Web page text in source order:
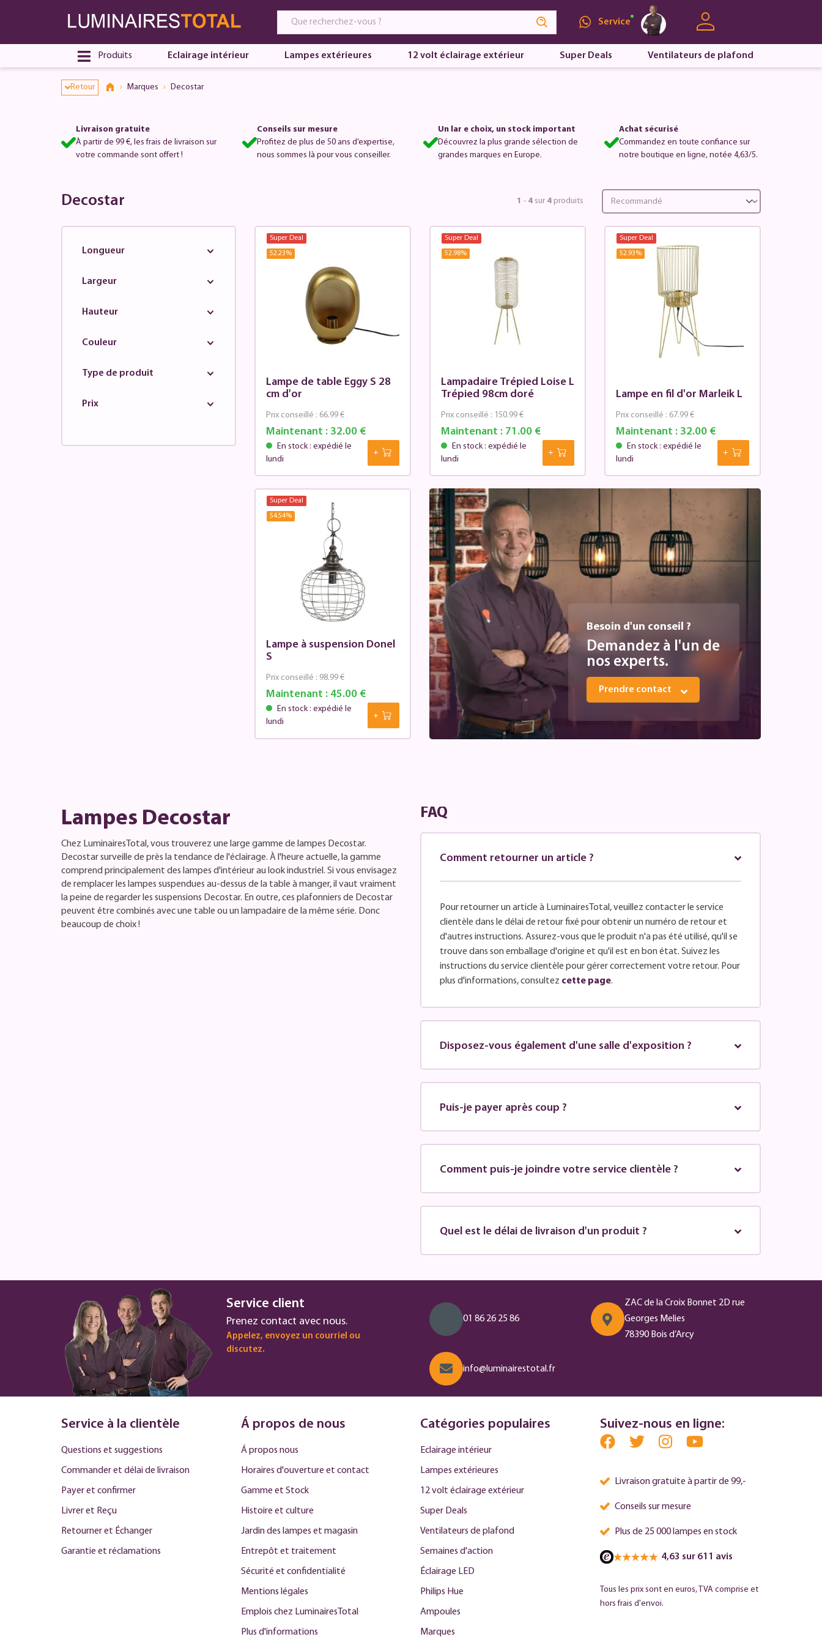
Service
Produits Eclairage intérieur Lampes extérieures 12 volt éclairage extérieur Super Deals Ventilateurs de plafond
Retour Marques Decostar
Livraison gratuite
À partir de 99 €, les frais de livraison sur
votre commande sont offert !
Conseils sur mesure
Profitez de plus de 50 ans d’expertise,
nous sommes là pour vous conseiller.
Un lar e choix, un stock important
Découvrez la plus grande sélection de
grandes marques en Europe.
Achat sécurisé
Commandez en toute confiance sur
notre boutique en ligne, notée 4,63/5.
Decostar
Longueur
Largeur
Hauteur
Couleur
Type de produit
Prix
1 - 4 sur 4 produits
Super Deal
52.23%
Lampe de table Eggy S 28
cm d'or
Maintenant : 32.00 €
Prix conseillé : 66.99 €
En stock : expédié le
lundi
Super Deal
52.98%
Lampadaire Trépied Loise L
Trépied 98cm doré
Maintenant :71.00 €
Prix conseillé : 150.99 €
En stock : expédié le
lundi
Super Deal
52.93%
Lampe en fil d'or Marleik L
Maintenant :32.00 €
Prix conseillé : 67.99 €
En stock : expédié le
lundi
Super Deal
54.54%
Lampe à suspension Donel
S
Maintenant : 45.00 €
Prix conseillé : 98.99 €
En stock : expédié le
lundi
Besoin d'un conseil ?
Demandez à l'un de
nos experts.
Prendre contact
Lampes Decostar
Chez LuminairesTotal, vous trouverez une large gamme de lampes Decostar.
Decostar surveille de près la tendance de l'éclairage. À l'heure actuelle, la gamme
comprend principalement des lampes d'intérieur au look industriel. Si vous envisagez
de remplacer les lampes suspendues au-dessus de la table à manger, il vaut vraiment
la peine de regarder les suspensions Decostar. En outre, ces plafonniers de Decostar
peuvent être combinés avec une table ou un lampadaire de la même série. Donc
beaucoup de choix !
FAQ
Comment retourner un article ?
Pour retourner un article à LuminairesTotal, veuillez contacter le service
clientèle dans le délai de retour fixé pour obtenir un numéro de retour et
d'autres instructions. Assurez-vous que le produit n'a pas été utilisé, qu'il se
trouve dans son emballage d'origine et qu'il est en bon état. Suivez les
instructions du service clientèle pour gérer correctement votre retour. Pour
plus d'informations, consultez cette page.
Disposez-vous également d'une salle d'exposition ?
Puis-je payer après coup ?
Comment puis-je joindre votre service clientèle ?
Quel est le délai de livraison d'un produit ?
Service client
Prenez contact avec nous.
Appelez, envoyez un courriel ou
discutez.
01 86 26 25 86
ZAC de la Croix Bonnet 2D rue
Georges Melies
78390 Bois d’Arcy
info@luminairestotal.fr
Service à la clientèle
Questions et suggestions
Commander et délai de livraison
Payer et confirmer
Livrer et Reçu
Retourner et Échanger
Garantie et réclamations
Á propos de nous
Á propos nous
Horaires d'ouverture et contact
Gamme et Stock
Histoire et culture
Jardin des lampes et magasin
Entrepôt et traitement
Sécurité et confidentialité
Mentions légales
Emplois chez LuminairesTotal
Plus d'informations
Catégories populaires
Eclairage intérieur
Lampes extérieures
12 volt éclairage extérieur
Super Deals
Ventilateurs de plafond
Semaines d'action
Éclairage LED
Philips Hue
Ampoules
Marques
Suivez-nous en ligne:
Livraison gratuite à partir de 99,-
Conseils sur mesure
Plus de 25 000 lampes en stock
4,63 sur 611 avis
Tous les prix sont en euros, TVA comprise et
hors frais d'envoi.